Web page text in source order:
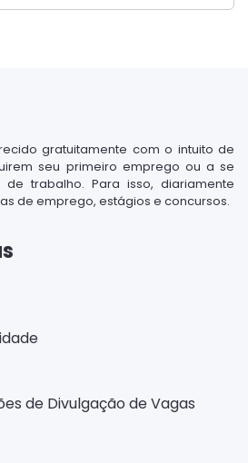
gratuitamente com o intuito de
seu primeiro emprego ou a se
trabalho. Para isso, diariamente
de emprego, estágios e concursos.
de Divulgação de Vagas